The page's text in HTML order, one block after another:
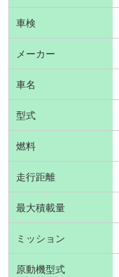
車検
メーカー
車名
型式
燃料
走行距離
最大積載量
ミッション
原動機型式